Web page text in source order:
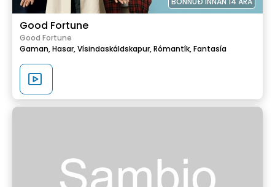
Good Fortune
Good Fortune
Gaman,Hasar,Vísindaskáldskapur,Rómantík,Fantasía